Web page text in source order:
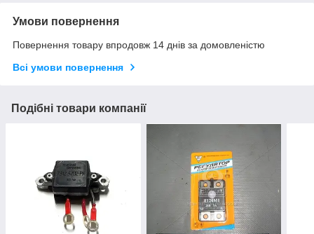
Умови повернення
Повернення товару впродовж 14 днів за домовленістю
Всі умови повернення
Подібні товари компанії